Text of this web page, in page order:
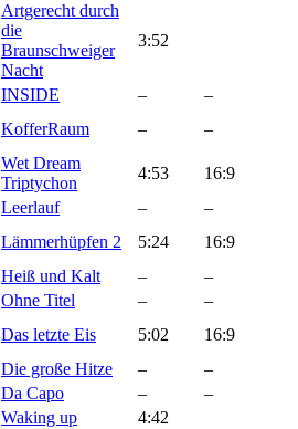
Artgerecht durch
die
Braunschweiger
Nacht
3:52
INSIDE –
–
KofferRaum –
–
Wet Dream
Triptychon
4:53
16:9
Leerlauf –
–
Lämmerhüpfen 2 5:24
16:9
Heiß und Kalt –
–
Ohne Titel –
–
Das letzte Eis 5:02
16:9
Die große Hitze –
–
Da Capo –
–
Waking up
4:42